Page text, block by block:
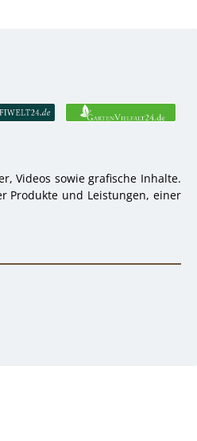
Videos sowie grafische Inhalte.
Produkte und Leistungen, einer